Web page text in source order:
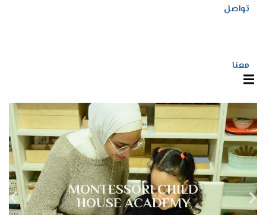
تواصل
معنا
MONTESSORI CHILD
HOUSE ACADEMY